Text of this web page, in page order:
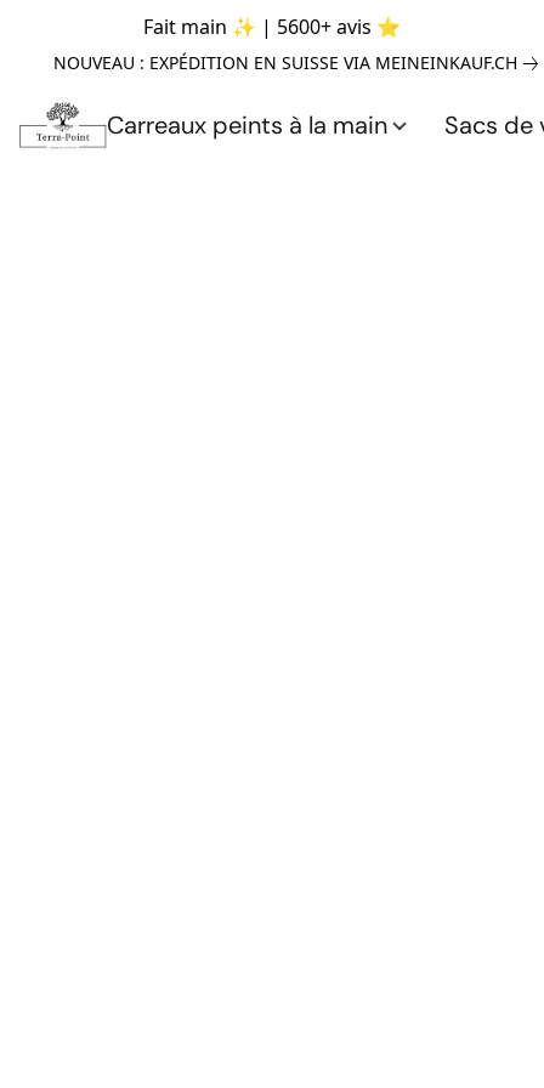
Fait main ✨ | 5600+ avis ⭐
NOUVEAU : EXPÉDITION EN SUISSE VIA MEINEINKAUF.CH
Carreaux peints à la main Sacs